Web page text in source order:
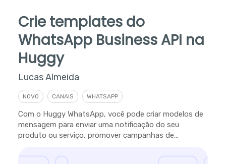
Crie templates do
WhatsApp Business API na
Huggy
Lucas Almeida
NOVO CANAIS WHATSAPP
Com o Huggy WhatsApp, você pode criar modelos de
mensagem para enviar uma notificação do seu
produto ou serviço, promover campanhas de